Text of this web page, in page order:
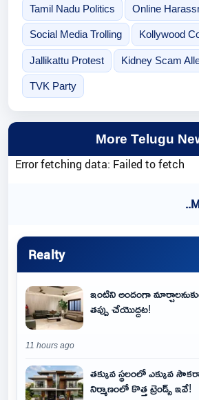
Tamil Nadu Politics Online
Social Media Trolling Kollywood
Jallikattu Protest Kidney Scam
TVK Party
More Telugu
Error fetching data: Failed to fetch
Realty
ఇంటిని అందంగా
తప్పు చేయొద్దట!
11 hours ago
తక్కువ స్థలంలో ఎక్కువ
నిర్మాణంలో కొత్త ట్రెండ్స్ ఇవే!